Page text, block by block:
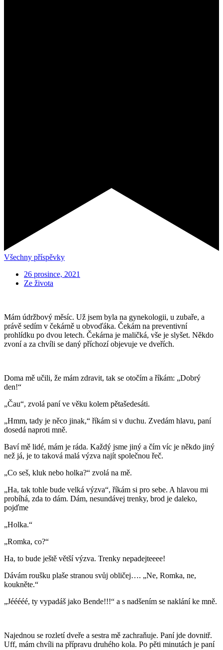
Všechny příspěvky
26 prosince, 2021
Ze života
Mám údržbový měsíc. Už jsem byla na gynekologii, u zubaře, a
právě sedím v čekárně u obvoďáka. Čekám na preventivní
prohlídku po dvou letech. Čekárna je maličká, vše je slyšet. Někdo
zvoní a za chvíli se daný příchozí objevuje ve dveřích.
Doma mě učili, že mám zdravit, tak se otočím a říkám: „Dobrý
den!“
„Čau“, zvolá paní ve věku kolem pětašedesáti.
„Hmm, tady je něco jinak,“ říkám si v duchu. Zvedám hlavu, paní
dosedá naproti mně.
Baví mě lidé, mám je ráda. Každý jsme jiný a čím víc je někdo jiný
než já, je to taková malá výzva najít společnou řeč.
„Co seš, kluk nebo holka?“ zvolá na mě.
„Ha, tak tohle bude velká výzva“, říkám si pro sebe. A hlavou mi
probíhá, zda to dám. Dám, nesundávej trenky, brod je daleko,
pojďme
„Holka.“
„Romka, co?“
Ha, to bude ještě větší výzva. Trenky nepadejteeee!
Dávám roušku plaše stranou svůj obličej…. „Ne, Romka, ne,
koukněte.“
„Jééééé, ty vypadáš jako Bende!!!“ a s nadšením se naklání ke mně.
Najednou se rozletí dveře a sestra mě zachraňuje. Paní jde dovnitř.
Uff, mám chvíli na přípravu druhého kola. Po pěti minutách je paní